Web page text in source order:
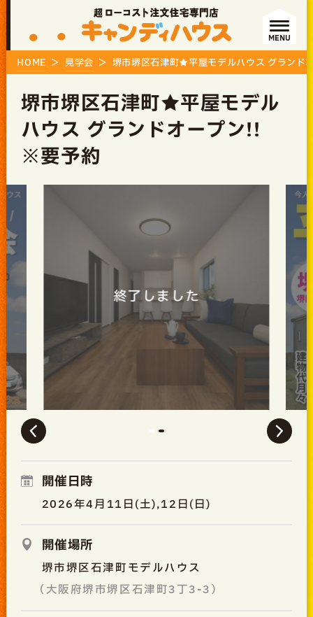
MENU
HOME 見学会 堺市堺区石津町★平屋モデルハウス グラン
堺市堺区石津町★平屋モデル
ハウス グランドオープン!!
※要予約
しました 終了しました
開催日時
2026年4月11日(土),12日(日)
開催場所
堺市堺区石津町モデルハウス
（大阪府堺市堺区石津町3丁3-3）